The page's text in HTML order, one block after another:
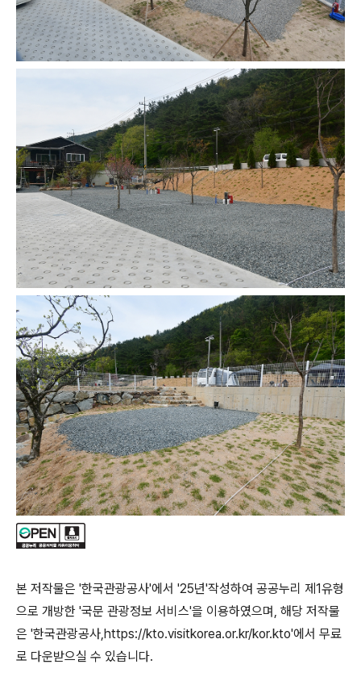
본 저작물은 '한국관광공사'에서 '25년'작성하여 공공누리 제1유형
으로 개방한 '국문 관광정보 서비스'을 이용하였으며, 해당 저작물
은 '한국관광공사,https://kto.visitkorea.or.kr/kor.kto'에서 무료
로 다운받으실 수 있습니다.